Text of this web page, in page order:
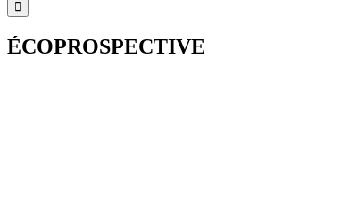
ÉCOPROSPECTIVE